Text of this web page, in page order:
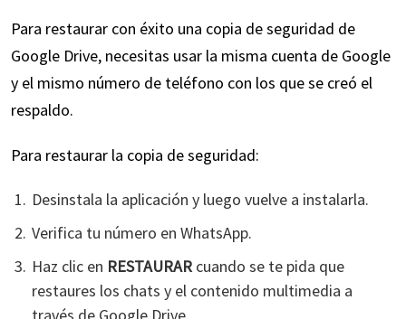
Para restaurar con éxito una copia de seguridad de
Google Drive, necesitas usar la misma cuenta de Google
y el mismo número de teléfono con los que se creó el
respaldo.
Para restaurar la copia de seguridad:
Desinstala la aplicación y luego vuelve a instalarla.
Verifica tu número en WhatsApp.
Haz clic en RESTAURARcuando se te pida que
restaures los chats y el contenido multimedia a